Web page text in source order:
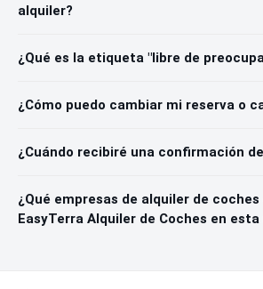
alquiler?
¿Qué es la etiqueta "libre de
¿Cómo puedo cambiar mi reserva o
¿Cuándo recibiré una confirmación
¿Qué empresas de alquiler de
EasyTerra Alquiler de Coches en